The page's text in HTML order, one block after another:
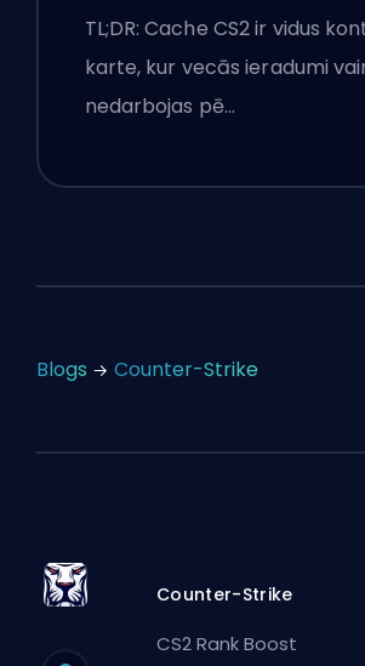
Premjeru padomi
TL;DR: Cache CS2 ir vidus
karte, kur vecās ieradumi
nedarbojas pē…
Blogs Counter-Strike
Counter-Strike
CS2 Rank Boost